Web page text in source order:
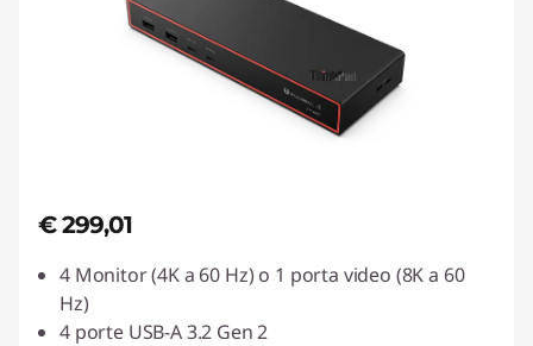
€ 299,01
4 Monitor (4K a 60 Hz) o 1 porta video (8K a 60
Hz)
4 porte USB-A 3.2 Gen 2